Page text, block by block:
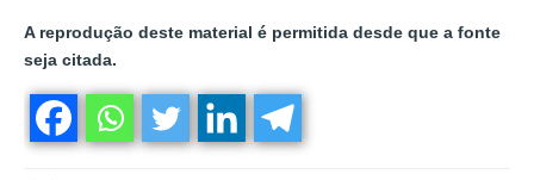
A reprodução deste material é permitida desde que a fonte
seja citada.